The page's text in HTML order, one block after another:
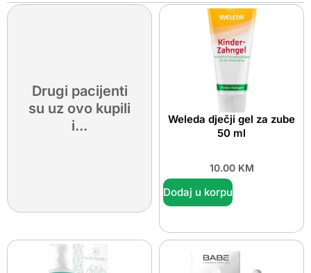
Drugi pacijenti
su uz ovo kupili
i...
Weleda dječji gel za zube
50 ml
10.00 KM
Dodaj u korpu